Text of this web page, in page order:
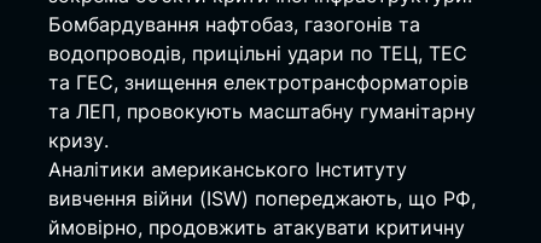
Бомбардування нафтобаз, газогонів та
водопроводів, прицільні удари по ТЕЦ, ТЕС
та ГЕС, знищення електротрансформаторів
та ЛЕП, провокують масштабну гуманітарну
кризу.
Аналітики американського Інституту
вивчення війни (ISW) попереджають, що РФ,
ймовірно, продовжить атакувати критичну